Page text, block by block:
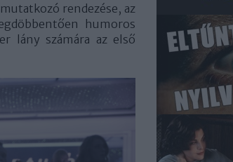
rendezése, az
humoros
lány számára az első